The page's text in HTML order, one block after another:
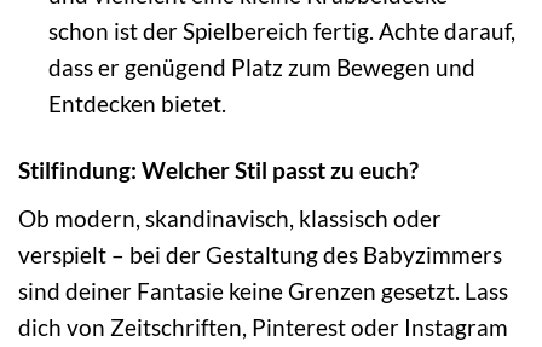
schon ist der Spielbereich fertig. Achte darauf,
dass er genügend Platz zum Bewegen und
Entdecken bietet.
Stilfindung: Welcher Stil passt zu euch?
Ob modern, skandinavisch, klassisch oder
verspielt – bei der Gestaltung des Babyzimmers
sind deiner Fantasie keine Grenzen gesetzt. Lass
dich von Zeitschriften, Pinterest oder Instagram